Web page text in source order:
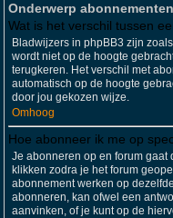
Onderwerp
Wat is het verschil tussen
Bladwijzers in phpBB3 zijn
wordt niet op de hoogte
terugkeren. Het verschil met
automatisch op de hoogte
door jou gekozen wijze.
Omhoog
Hoe abonneer ik me op
Je abonneren op en forum gaat
klikken zodra je het forum
abonnement werken op
abonneren, kan ofwel een
aanvinken, of je kunt op de